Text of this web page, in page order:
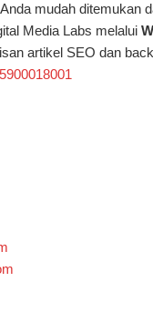
mudah ditemukan
Media Labs melalui
artikel SEO dan